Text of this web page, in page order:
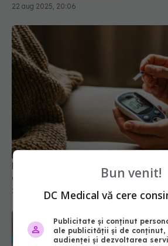
22 aug 2025, 20:06
Diabet tip 2 în remisie: metode
de recidivă explicate de
21 apr 2026, 08:24
Bun venit!
DC Medical vă cere
Publicitate și conținut
ale publicității și de conținut,
audienței și dezvoltarea